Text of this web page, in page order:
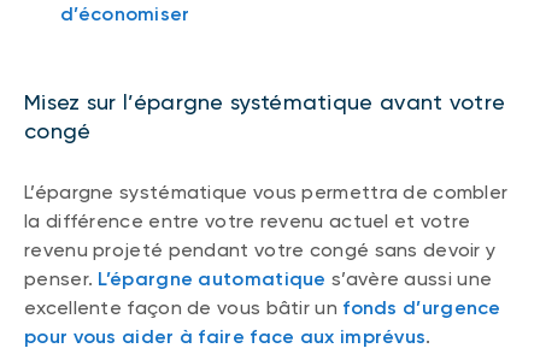
d’économiser
Misez sur l’épargne systématique avant votre
congé
L’épargne systématique vous permettra de combler
la différence entre votre revenu actuel et votre
revenu projeté pendant votre congé sans devoir y
penser. L’épargne automatique s’avère aussi une
excellente façon de vous bâtir un fonds d’urgence
pour vous aider à faire face aux imprévus.